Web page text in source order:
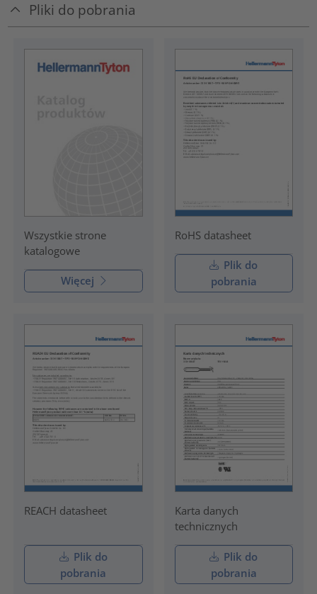
Pliki do pobrania
Wszystkie strone
katalogowe
Więcej
RoHS datasheet
Plik do
pobrania
REACH datasheet
Plik do
pobrania
Karta danych
technicznych
Plik do
pobrania